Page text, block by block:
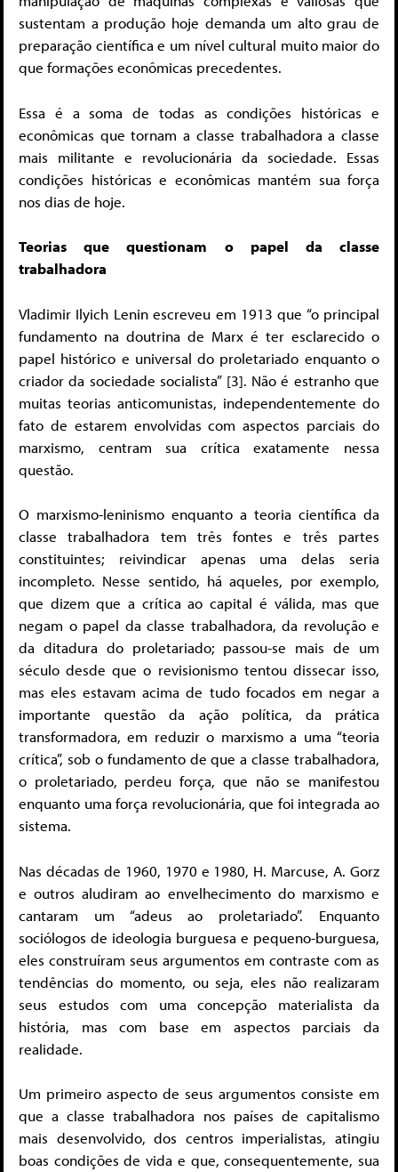
sustentam a produção hoje demanda um alto grau de
preparação científica e um nível cultural muito maior do
que formações econômicas precedentes.
Essa é a soma de todas as condições históricas e
econômicas que tornam a classe trabalhadora a classe
mais militante e revolucionária da sociedade. Essas
condições históricas e econômicas mantém sua força
nos dias de hoje.
Teorias que questionam o papel da classe
trabalhadora
Vladimir Ilyich Lenin escreveu em 1913 que “o principal
fundamento na doutrina de Marx é ter esclarecido o
papel histórico e universal do proletariado enquanto o
criador da sociedade socialista” [3]. Não é estranho que
muitas teorias anticomunistas, independentemente do
fato de estarem envolvidas com aspectos parciais do
marxismo, centram sua crítica exatamente nessa
questão.
O marxismo-leninismo enquanto a teoria científica da
classe trabalhadora tem três fontes e três partes
constituintes; reivindicar apenas uma delas seria
incompleto. Nesse sentido, há aqueles, por exemplo,
que dizem que a crítica ao capital é válida, mas que
negam o papel da classe trabalhadora, da revolução e
da ditadura do proletariado; passou-se mais de um
século desde que o revisionismo tentou dissecar isso,
mas eles estavam acima de tudo focados em negar a
importante questão da ação política, da prática
transformadora, em reduzir o marxismo a uma “teoria
crítica”, sob o fundamento de que a classe trabalhadora,
o proletariado, perdeu força, que não se manifestou
enquanto uma força revolucionária, que foi integrada ao
sistema.
Nas décadas de 1960, 1970 e 1980, H. Marcuse, A. Gorz
e outros aludiram ao envelhecimento do marxismo e
cantaram um “adeus ao proletariado”. Enquanto
sociólogos de ideologia burguesa e pequeno-burguesa,
eles construíram seus argumentos em contraste com as
tendências do momento, ou seja, eles não realizaram
seus estudos com uma concepção materialista da
história, mas com base em aspectos parciais da
realidade.
Um primeiro aspecto de seus argumentos consiste em
que a classe trabalhadora nos países de capitalismo
mais desenvolvido, dos centros imperialistas, atingiu
boas condições de vida e que, consequentemente, sua